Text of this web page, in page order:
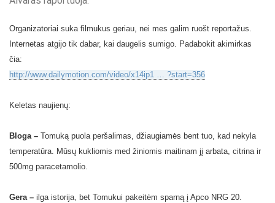
Organizatoriai suka filmukus geriau, nei mes galim ruošt reportažus.
Internetas atgijo tik dabar, kai daugelis sumigo. Padabokit akimirkas
čia:
http://www.dailymotion.com/video/x14ip1 … ?start=356
Keletas naujienų:
Bloga – Tomuką puola peršalimas, džiaugiamės bent tuo, kad nekyla
temperatūra. Mūsų kukliomis med žiniomis maitinam jį arbata, citrina ir
500mg paracetamolio.
Gera – ilga istorija, bet Tomukui pakeitėm sparną į Apco NRG 20.